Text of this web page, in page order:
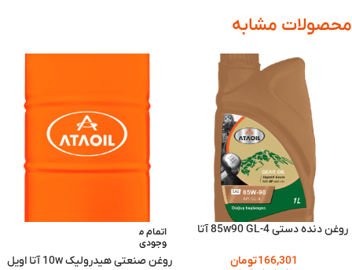
محصولات مشابه
روغن دنده دستی 85w90 GL-4 آتا
166,301تومان
اتمام م
وجودی
روغن صنعتی هیدرولیک 10w آتا اویل